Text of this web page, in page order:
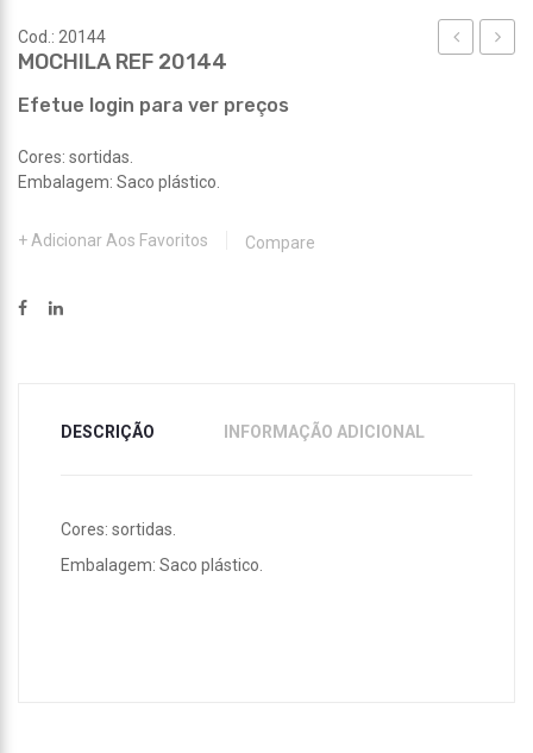
Cod.: 20144
MOCHILA REF 20144
Efetue login para ver preços
Cores: sortidas.
Embalagem: Saco plástico.
Adicionar Aos Favoritos Compare
DESCRIÇÃO INFORMAÇÃO ADICIONAL
Cores: sortidas.
Embalagem: Saco plástico.